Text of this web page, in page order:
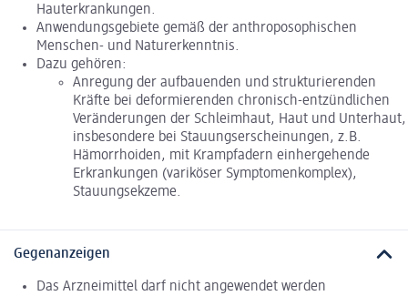
Hauterkrankungen.
Anwendungsgebiete gemäß der anthroposophischen
Menschen- und Naturerkenntnis.
Dazu gehören:
Anregung der aufbauenden und strukturierenden
Kräfte bei deformierenden chronisch-entzündlichen
Veränderungen der Schleimhaut, Haut und Unterhaut,
insbesondere bei Stauungserscheinungen, z.B.
Hämorrhoiden, mit Krampfadern einhergehende
Erkrankungen (variköser Symptomenkomplex),
Stauungsekzeme.
Gegenanzeigen
Das Arzneimittel darf nicht angewendet werden